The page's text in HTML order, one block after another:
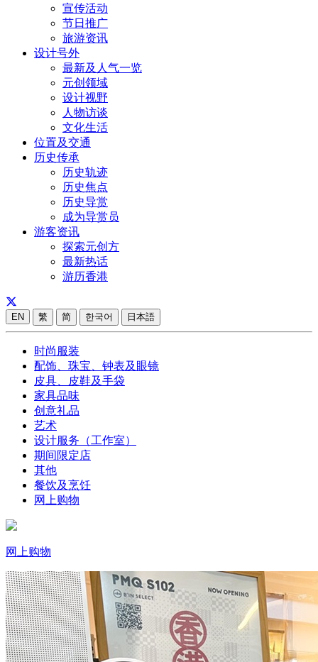
宣传活动
节日推广
旅游资讯
设计号外
最新及人气一览
元创领域
设计视野
人物访谈
文化生活
位置及交通
历史传承
历史轨迹
历史焦点
历史导赏
成为导赏员
游客资讯
探索元创方
最新热话
游历香港
EN 繁 简 한국어 日本語
时尚服装
配饰、珠宝、钟表及眼镜
皮具、皮鞋及手袋
家具品味
创意礼品
艺术
设计服务（工作室）
期间限定店
其他
餐饮及烹饪
网上购物
网上购物